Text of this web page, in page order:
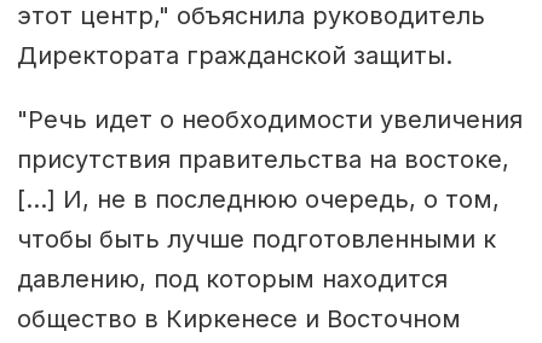
этот центр," объяснила руководитель
Директората гражданской защиты.
"Речь идет о необходимости увеличения
присутствия правительства на востоке,
[…] И, не в последнюю очередь, о том,
чтобы быть лучше подготовленными к
давлению, под которым находится
общество в Киркенесе и Восточном